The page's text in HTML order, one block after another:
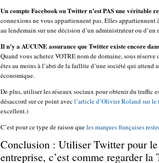
Un compte Facebook ou Twitter n’est PAS une véritable
connexions ne vous appartiennent pas. Elles
au lendemain sur une décision d’un administrateur ou d’un
Il n’y a AUCUNE assurance que Twitter existe encore
Quand vous achetez VOTRE nom de domaine, sous
êtes au moins à l’abri de la faillite d’une société qui attend
économique.
De plus, utiliser les réseaux sociaux pour obtenir du traffic
désaccord sur ce point avecl’article d’Olivier Roland sur le
excellent.)
C’est pour ce type de raison queles marques françaises
Conclusion : Utiliser Twitter pour
entreprise, c’est comme regarder